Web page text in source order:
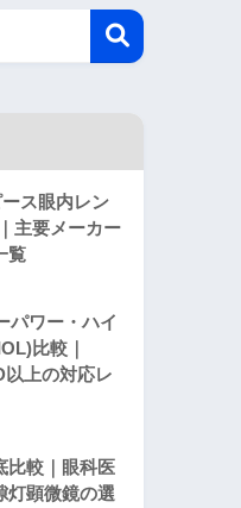
ース眼内レン
主要メーカー
覧
パワー・ハイ
比較｜
以上の対応レ
比較｜眼科医
灯顕微鏡の選